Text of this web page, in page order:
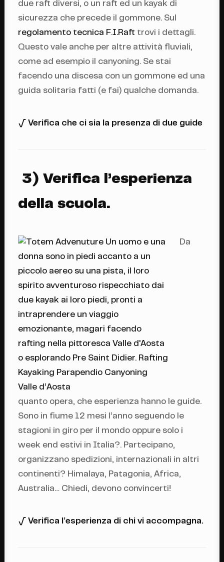
due raft diversi, o un raft ed un kayak di
sicurezza che precede il gommone. Sul
regolamento tecnica F.I.Raft trovi i dettagli.
Questo vale anche per altre attività fluviali,
come ad esempio il canyoning. Se stai
facendo una discesa con un gommone ed una
guida solitaria fatti (e fai) qualche domanda.
√ Verifica che ci sia la presenza di due guide
3) Verifica l’esperienza
della scuola.
Da
quanto opera, che esperienza hanno le guide.
Sono in fiume 12 mesi l’anno seguendo le
stagioni in giro per il mondo oppure solo i
week end estivi in Italia?. Partecipano,
organizzano spedizioni, internazionali in altri
continenti? Himalaya, Patagonia, Africa,
Australia… Chiedi, devono convincerti!
√ Verifica l’esperienza di chi vi accompagna.